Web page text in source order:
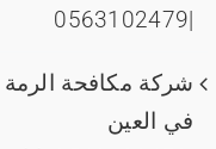
|0563102479
شركة مكافحة الرمة
في العين